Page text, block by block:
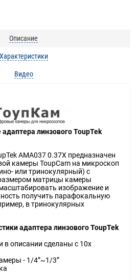
Описание
Характеристики
Видео
линзового ToupTek
AMA037 0.37X предназначен
камеры ToupCam на микроскоп
или тринокулярный) с
матрицы камеры
изображение и
получить парафокальную
в тринокулярных
адаптера линзового ToupTek
в описании сделаны с 10х
- 1/4”~1/3”